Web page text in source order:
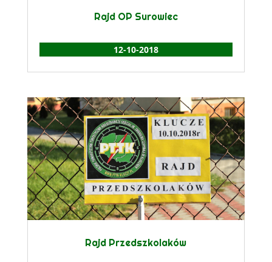
Rajd OP Surowiec
12-10-2018
Rajd Przedszkolaków